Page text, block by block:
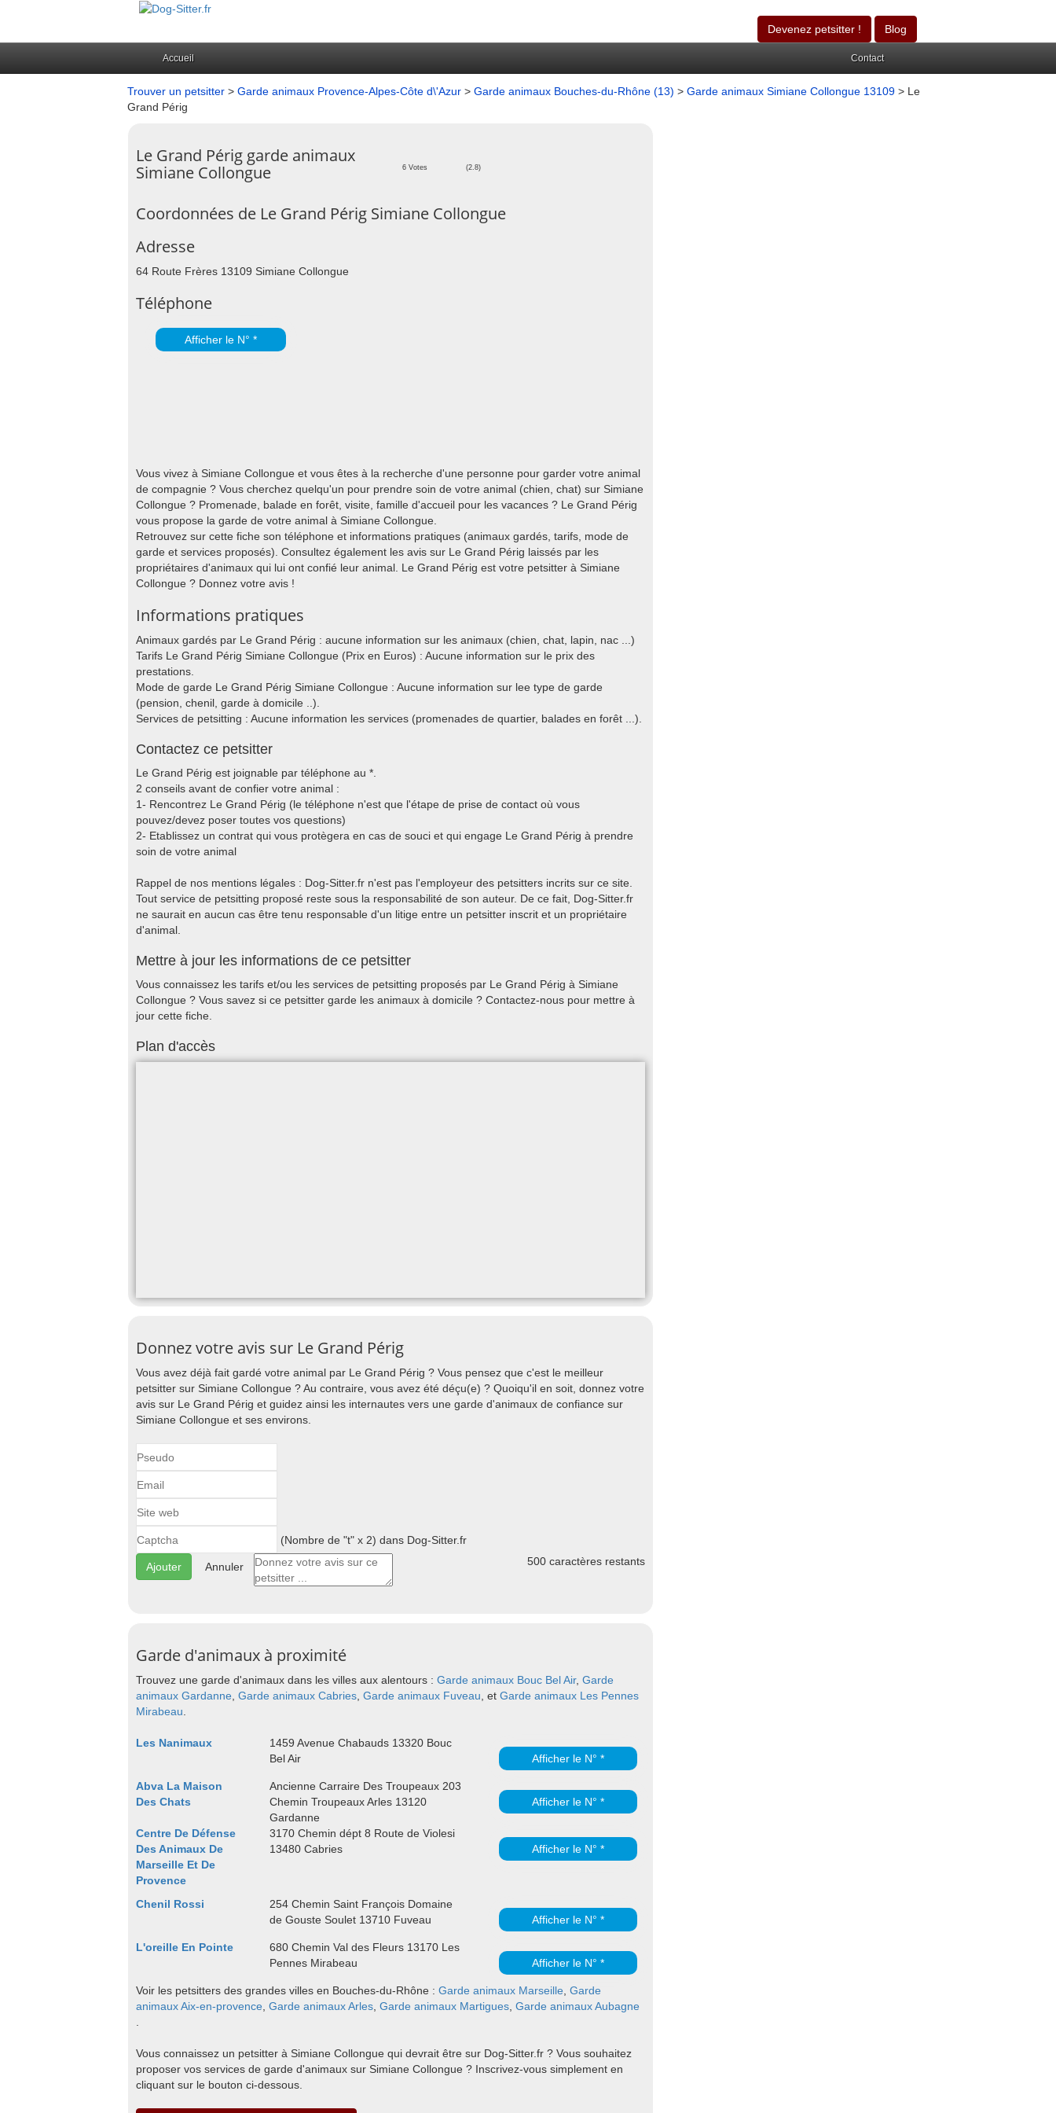
Devenez petsitter ! Blog
Accueil Contact
Trouver un petsitter > Garde animaux Provence-Alpes-Côte d\'Azur > Garde animaux Bouches-du-Rhône (13) > Garde animaux Simiane Collongue 13109 > Le
Grand Périg
Le Grand Périg garde animaux
Simiane Collongue
6 Votes (2.8)
Coordonnées de Le Grand Périg Simiane Collongue
Adresse
64 Route Frères 13109 Simiane Collongue
Téléphone
Afficher le N° *
Vous vivez à Simiane Collongue et vous êtes à la recherche d'une personne pour garder votre animal
de compagnie ? Vous cherchez quelqu'un pour prendre soin de votre animal (chien, chat) sur Simiane
Collongue ? Promenade, balade en forêt, visite, famille d'accueil pour les vacances ? Le Grand Périg
vous propose la garde de votre animal à Simiane Collongue.
Retrouvez sur cette fiche son téléphone et informations pratiques (animaux gardés, tarifs, mode de
garde et services proposés). Consultez également les avis sur Le Grand Périg laissés par les
propriétaires d'animaux qui lui ont confié leur animal. Le Grand Périg est votre petsitter à Simiane
Collongue ? Donnez votre avis !
Informations pratiques
Animaux gardés par Le Grand Périg : aucune information sur les animaux (chien, chat, lapin, nac ...)
Tarifs Le Grand Périg Simiane Collongue (Prix en Euros) : Aucune information sur le prix des
prestations.
Mode de garde Le Grand Périg Simiane Collongue : Aucune information sur lee type de garde
(pension, chenil, garde à domicile ..).
Services de petsitting : Aucune information les services (promenades de quartier, balades en forêt ...).
Contactez ce petsitter
Le Grand Périg est joignable par téléphone au *.
2 conseils avant de confier votre animal :
1- Rencontrez Le Grand Périg (le téléphone n'est que l'étape de prise de contact où vous
pouvez/devez poser toutes vos questions)
2- Etablissez un contrat qui vous protègera en cas de souci et qui engage Le Grand Périg à prendre
soin de votre animal
Rappel de nos mentions légales : Dog-Sitter.fr n'est pas l'employeur des petsitters incrits sur ce site.
Tout service de petsitting proposé reste sous la responsabilité de son auteur. De ce fait, Dog-Sitter.fr
ne saurait en aucun cas être tenu responsable d'un litige entre un petsitter inscrit et un propriétaire
d'animal.
Mettre à jour les informations de ce petsitter
Vous connaissez les tarifs et/ou les services de petsitting proposés par Le Grand Périg à Simiane
Collongue ? Vous savez si ce petsitter garde les animaux à domicile ? Contactez-nous pour mettre à
jour cette fiche.
Plan d'accès
Donnez votre avis sur Le Grand Périg
Vous avez déjà fait gardé votre animal par Le Grand Périg ? Vous pensez que c'est le meilleur
petsitter sur Simiane Collongue ? Au contraire, vous avez été déçu(e) ? Quoiqu'il en soit, donnez votre
avis sur Le Grand Périg et guidez ainsi les internautes vers une garde d'animaux de confiance sur
Simiane Collongue et ses environs.
(Nombre de "t" x 2) dans Dog-Sitter.fr
Annuler 500 caractères restants
Garde d'animaux à proximité
Trouvez une garde d'animaux dans les villes aux alentours : Garde animaux Bouc Bel Air, Garde
animaux Gardanne Garde animaux Cabries Garde animaux Fuveau , et Garde animaux Les Pennes
Mirabeau
Les Nanimaux
1459 Avenue Chabauds 13320 Bouc
Bel Air
Afficher le N° *
Abva La Maison
Des Chats
Ancienne Carraire Des Troupeaux 203
Chemin Troupeaux Arles 13120
Gardanne
Afficher le N° *
Centre De Défense
Des Animaux De
Marseille Et De
Provence
3170 Chemin dépt 8 Route de Violesi
13480 Cabries
Afficher le N° *
Chenil Rossi
254 Chemin Saint François Domaine
de Gouste Soulet 13710 Fuveau
Afficher le N° *
L'oreille En Pointe
680 Chemin Val des Fleurs 13170 Les
Pennes Mirabeau
Afficher le N° *
Voir les petsitters des grandes villes en Bouches-du-Rhône : Garde animaux Marseille Garde
animaux Aix-en-provence Garde animaux Arles Garde animaux Martigues Garde animaux Aubagne
Vous connaissez un petsitter à Simiane Collongue qui devrait être sur Dog-Sitter.fr ? Vous souhaitez
proposer vos services de garde d'animaux sur Simiane Collongue ? Inscrivez-vous simplement en
cliquant sur le bouton ci-dessous.